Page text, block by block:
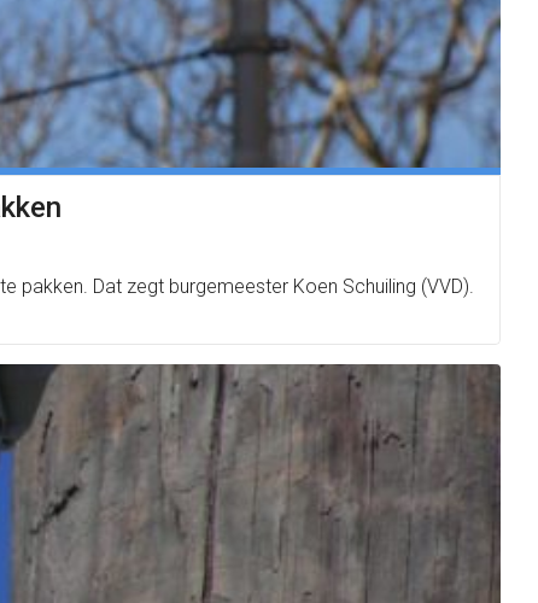
pakken. Dat zegt burgemeester Koen Schuiling (VVD).